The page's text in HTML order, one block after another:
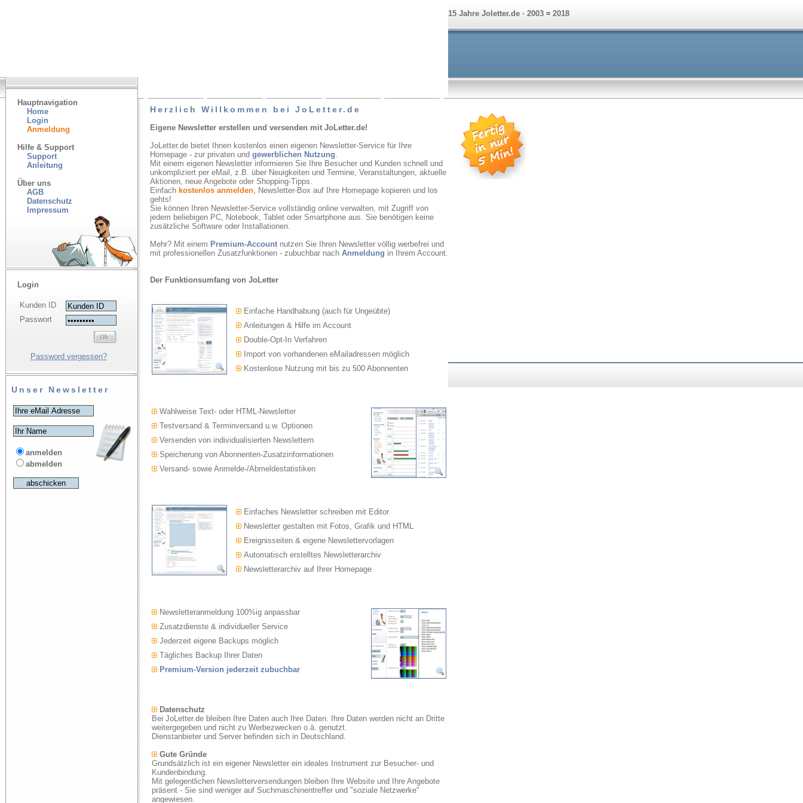
15 Jahre Joletter.de · 2003 ¤ 2018
Hauptnavigation
Home
Login
Anmeldung
Hilfe & Support
Support
Anleitung
Über uns
AGB
Datenschutz
Impressum
Login
Kunden ID
Passwort
Password vergessen?
Unser Newsletter
anmelden
abmelden
Herzlich Willkommen bei JoLetter.de
Eigene Newsletter erstellen und versenden mit JoLetter.de!
JoLetter.de bietet Ihnen kostenlos einen eigenen Newsletter-Service für Ihre
Homepage - zur privaten und gewerblichen Nutzung.
Mit einem eigenen Newsletter informieren Sie Ihre Besucher und Kunden schnell und
unkompliziert per eMail, z.B. über Neuigkeiten und Termine, Veranstaltungen, aktuelle
Aktionen, neue Angebote oder Shopping-Tipps.
Einfach kostenlos anmelden, Newsletter-Box auf Ihre Homepage kopieren und los
gehts!
Sie können Ihren Newsletter-Service vollständig online verwalten, mit Zugriff von
jedem beliebigen PC, Notebook, Tablet oder Smartphone aus. Sie benötigen keine
zusätzliche Software oder Installationen.
Mehr? Mit einem Premium-Account nutzen Sie Ihren Newsletter völlig werbefrei und
mit professionellen Zusatzfunktionen - zubuchbar nach Anmeldung in Ihrem Account.
Der Funktionsumfang von JoLetter
Einfache Handhabung (auch für Ungeübte)
Anleitungen & Hilfe im Account
Double-Opt-In Verfahren
Import von vorhandenen eMailadressen möglich
Kostenlose Nutzung mit bis zu 500 Abonnenten
Wahlweise Text- oder HTML-Newsletter
Testversand & Terminversand u.w. Optionen
Versenden von individualisierten Newslettern
Speicherung von Abonnenten-Zusatzinformationen
Versand- sowie Anmelde-/Abmeldestatistiken
Einfaches Newsletter schreiben mit Editor
Newsletter gestalten mit Fotos, Grafik und HTML
Ereignisseiten & eigene Newslettervorlagen
Automatisch erstelltes Newsletterarchiv
Newsletterarchiv auf Ihrer Homepage
Newsletteranmeldung 100%ig anpassbar
Zusatzdienste & individueller Service
Jederzeit eigene Backups möglich
Tägliches Backup Ihrer Daten
Premium-Version jederzeit zubuchbar
Datenschutz
Bei JoLetter.de bleiben Ihre Daten auch Ihre Daten. Ihre Daten werden nicht an Dritte
weitergegeben und nicht zu Werbezwecken o.ä. genutzt.
Dienstanbieter und Server befinden sich in Deutschland.
Gute Gründe
Grundsätzlich ist ein eigener Newsletter ein ideales Instrument zur Besucher- und
Kundenbindung.
Mit gelegentlichen Newsletterversendungen bleiben Ihre Website und Ihre Angebote
präsent - Sie sind weniger auf Suchmaschinentreffer und "soziale Netzwerke"
angewiesen.